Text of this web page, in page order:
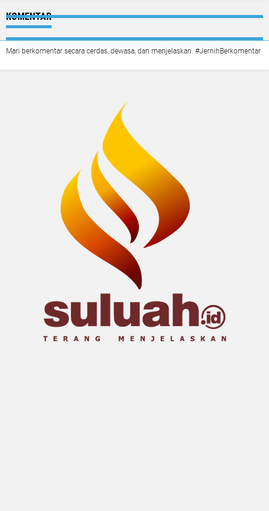
KOMENTAR
Mari berkomentar secara cerdas, dewasa, dan menjelaskan. #JernihBerkomentar